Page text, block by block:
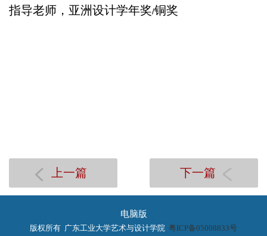
指导老师，亚洲设计学年奖/铜奖
上一篇 下一篇
电脑版
版权所有 广东工业大学艺术与设计学院 粤ICP备05008833号